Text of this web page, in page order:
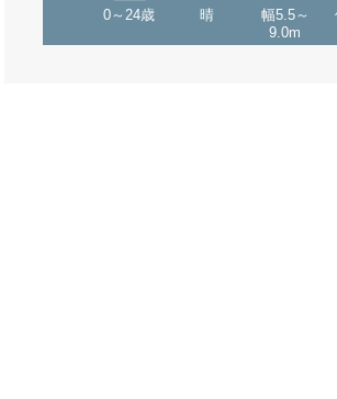
0～24歳 晴
幅5.5～
9.0m